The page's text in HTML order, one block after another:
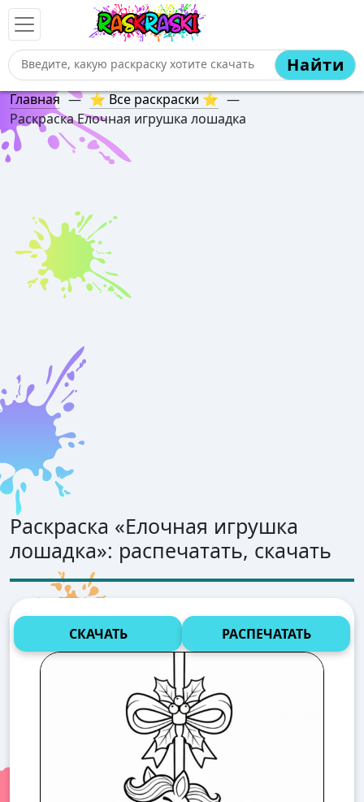
Найти
Главная — ⭐ Все раскраски ⭐ —
Раскраска Елочная игрушка лошадка
Раскраска «Елочная игрушка
лошадка»: распечатать, скачать
СКАЧАТЬ РАСПЕЧАТАТЬ